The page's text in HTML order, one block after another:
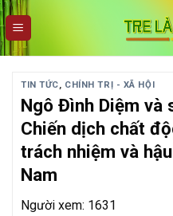
Skip
to
content
TIN TỨC, CHÍNH TRỊ - XÃ HỘI
Ngô Đình Diệm và
Chiến dịch chất
trách nhiệm và
Nam
Người xem: 1631